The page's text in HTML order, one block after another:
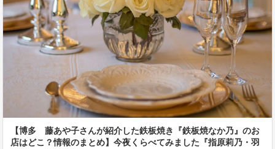
【博多 藤あや子さんが紹介した鉄板焼き『鉄板焼なか乃』のお
店はどこ？情報のまとめ】今夜くらべてみました『指原莉乃・羽